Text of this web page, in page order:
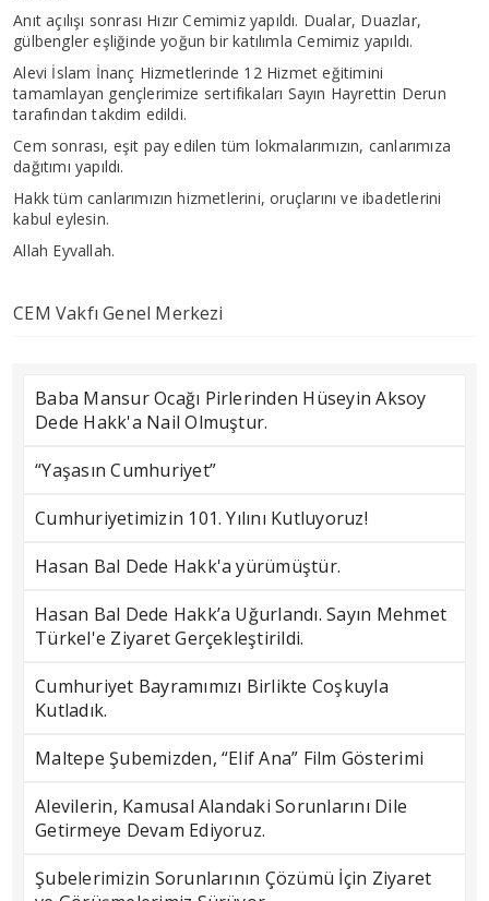
Anıt açılışı sonrası Hızır Cemimiz yapıldı. Dualar, Duazlar,
gülbengler eşliğinde yoğun bir katılımla Cemimiz yapıldı.
Alevi İslam İnanç Hizmetlerinde 12 Hizmet eğitimini
tamamlayan gençlerimize sertifikaları Sayın Hayrettin Derun
tarafından takdim edildi.
Cem sonrası, eşit pay edilen tüm lokmalarımızın, canlarımıza
dağıtımı yapıldı.
Hakk tüm canlarımızın hizmetlerini, oruçlarını ve ibadetlerini
kabul eylesin.
Allah Eyvallah.
CEM Vakfı Genel Merkezi
Baba Mansur Ocağı Pirlerinden Hüseyin Aksoy
Dede Hakk'a Nail Olmuştur.
“Yaşasın Cumhuriyet”
Cumhuriyetimizin 101. Yılını Kutluyoruz!
Hasan Bal Dede Hakk'a yürümüştür.
Hasan Bal Dede Hakk’a Uğurlandı. Sayın Mehmet
Türkel'e Ziyaret Gerçekleştirildi.
Cumhuriyet Bayramımızı Birlikte Coşkuyla
Kutladık.
Maltepe Şubemizden, “Elif Ana” Film Gösterimi
Alevilerin, Kamusal Alandaki Sorunlarını Dile
Getirmeye Devam Ediyoruz.
Şubelerimizin Sorunlarının Çözümü İçin Ziyaret